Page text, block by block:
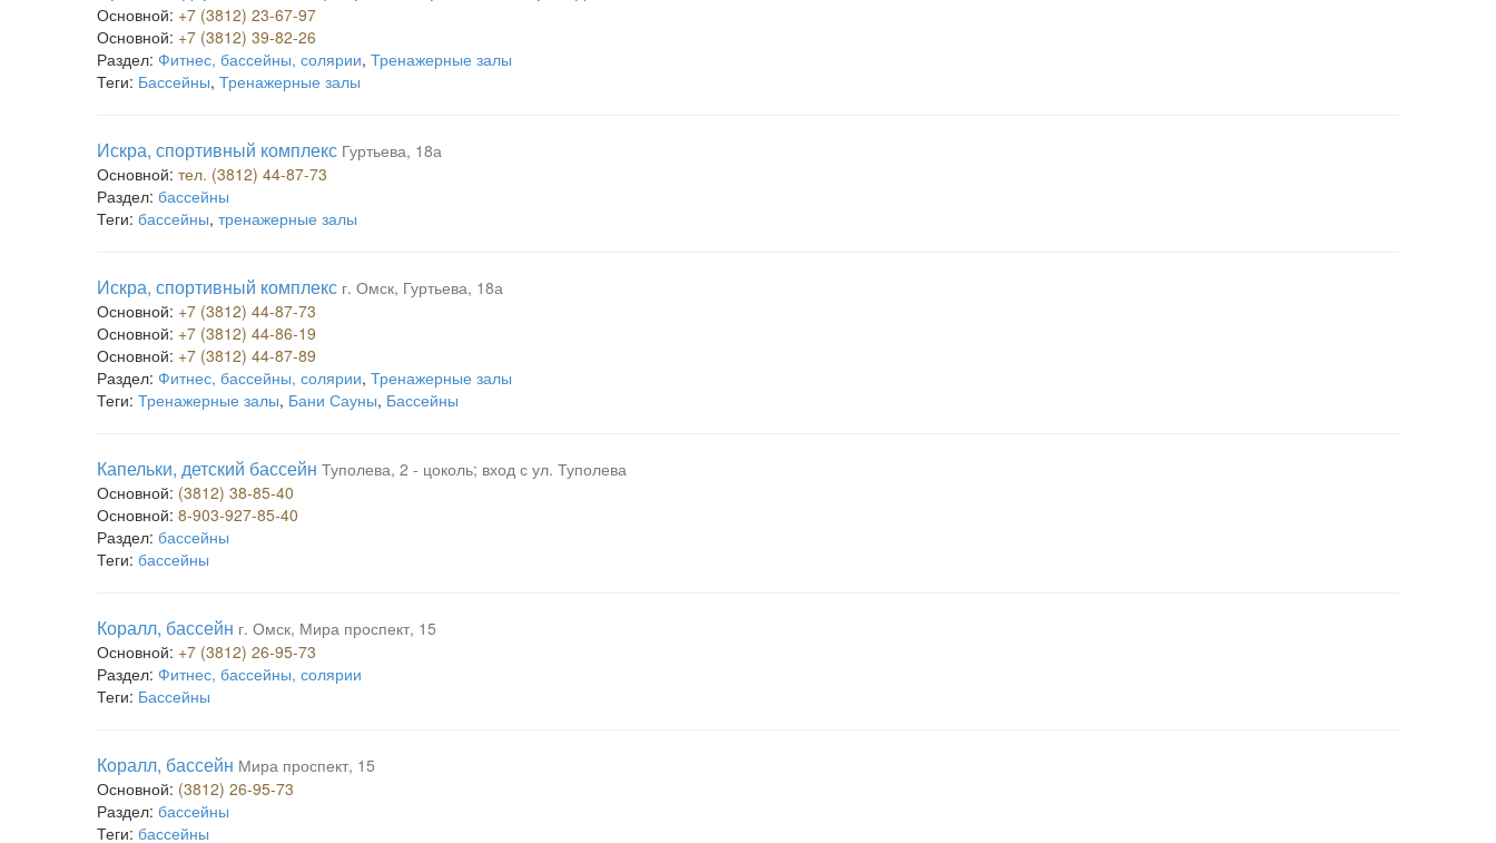
Основной: +7 (3812) 23-67-97
Основной: +7 (3812) 39-82-26
Раздел: Фитнес, бассейны, солярии, Тренажерные залы
Теги: Бассейны, Тренажерные залы
Искра, спортивный комплекс Гуртьева, 18а
Основной: тел. (3812) 44-87-73
Раздел: бассейны
Теги: бассейны, тренажерные залы
Искра, спортивный комплекс г. Омск, Гуртьева, 18а
Основной: +7 (3812) 44-87-73
Основной: +7 (3812) 44-86-19
Основной: +7 (3812) 44-87-89
Раздел: Фитнес, бассейны, солярии, Тренажерные залы
Теги: Тренажерные залы, Бани Сауны, Бассейны
Капельки, детский бассейн Туполева, 2 - цоколь; вход с ул. Туполева
Основной: (3812) 38-85-40
Основной: 8-903-927-85-40
Раздел: бассейны
Теги: бассейны
Коралл, бассейн г. Омск, Мира проспект, 15
Основной: +7 (3812) 26-95-73
Раздел: Фитнес, бассейны, солярии
Теги: Бассейны
Коралл, бассейн Мира проспект, 15
Основной: (3812) 26-95-73
Раздел: бассейны
Теги: бассейны